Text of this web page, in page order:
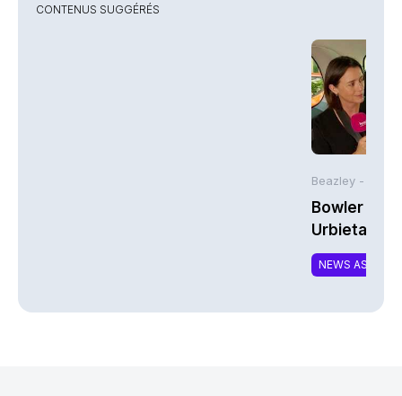
CONTENUS SUGGÉRÉS
Beazley -
Bowler
Urbieta |
NEWS